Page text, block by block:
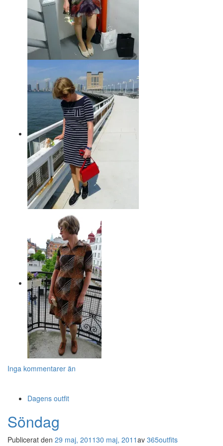
Inga kommentarer än
Dagens outfit
Söndag
Publicerat den 29 maj, 201130 maj, 2011av 365outfits